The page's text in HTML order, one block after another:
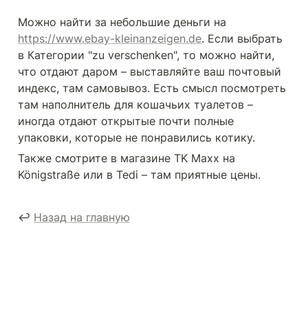
https://www.ebay-kleinanzeigen.de. Если выбрать
в Категории "zu verschenken", то можно найти,
что отдают даром – выставляйте ваш почтовый
индекс, там самовывоз. Есть смысл посмотреть
там наполнитель для кошачьих туалетов –
иногда отдают открытые почти полные
упаковки, которые не понравились котику.
Также смотрите в магазине TK Maxx на
Königstraße или в Tedi – там приятные цены.
↩️ Назад на главную